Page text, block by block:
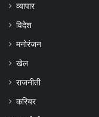
व्यापार
विदेश
मनोरंजन
खेल
राजनीती
करियर